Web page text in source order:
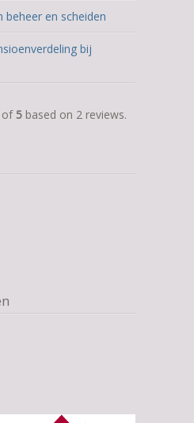
beheer en scheiden
bij
of 5 based on 2 reviews.